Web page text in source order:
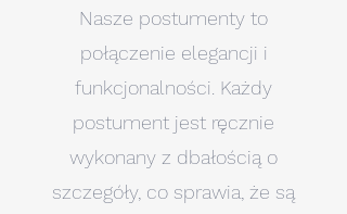
Nasze postumenty to
połączenie elegancji i
funkcjonalności. Każdy
postument jest ręcznie
wykonany z dbałością o
szczegóły, co sprawia, że są